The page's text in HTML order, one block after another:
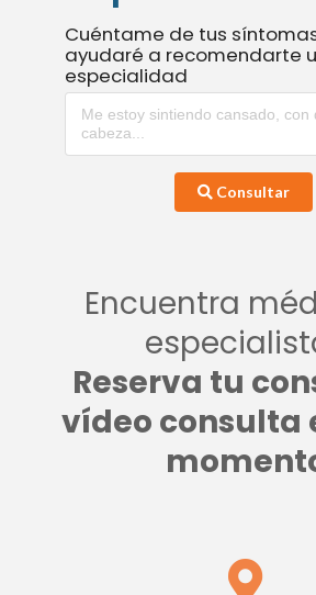
Cuéntame de tus
ayudaré a recomendarte
especialidad
Consultar
Encuentra
Reserva tu
vídeo consulta